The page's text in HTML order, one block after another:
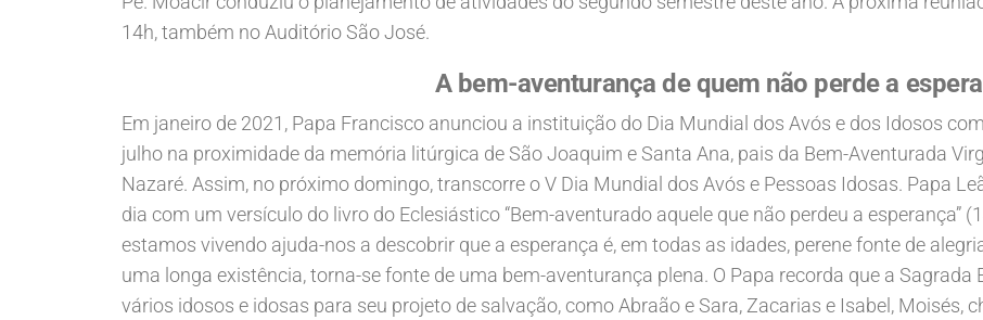
14h, também no Auditório São José.
A bem-aventurança de quem não perde a
Em janeiro de 2021, Papa Francisco anunciou a instituição do Dia Mundial dos Avós e dos Idosos
julho na proximidade da memória litúrgica de São Joaquim e Santa Ana, pais da Bem-Aventurada
Nazaré. Assim, no próximo domingo, transcorre o V Dia Mundial dos Avós e Pessoas Idosas. Papa
dia com um versículo do livro do Eclesiástico “Bem-aventurado aquele que não perdeu a esperança”
estamos vivendo ajuda-nos a descobrir que a esperança é, em todas as idades, perene fonte de
uma longa existência, torna-se fonte de uma bem-aventurança plena. O Papa recorda que a
vários idosos e idosas para seu projeto de salvação, como Abraão e Sara, Zacarias e Isabel, Moisés,